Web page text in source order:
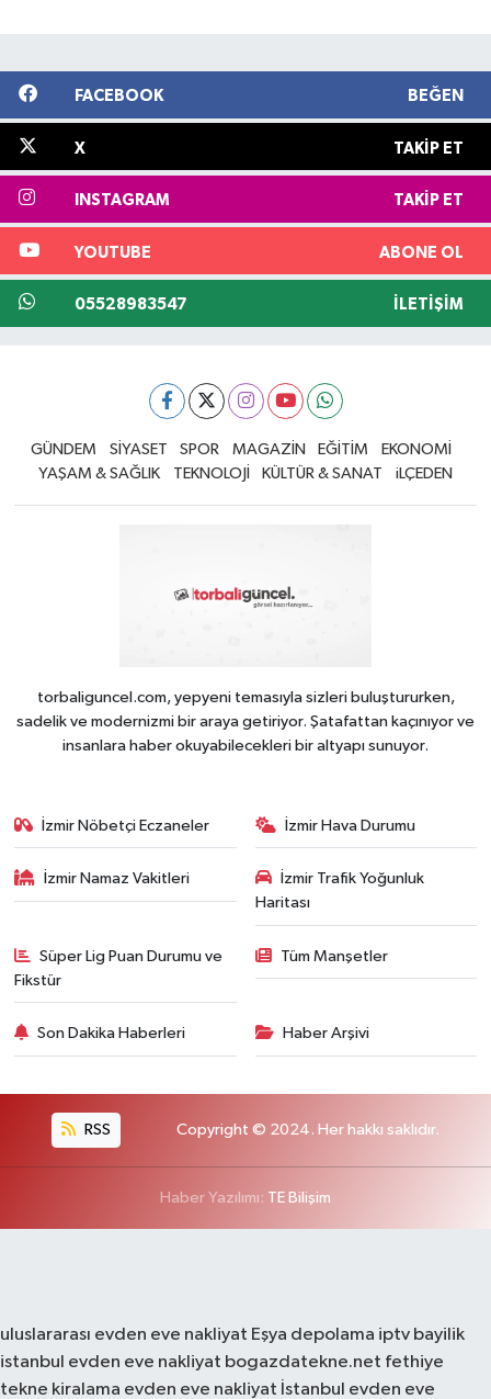
FACEBOOK BEĞEN
X TAKIP ET
INSTAGRAM TAKIP ET
YOUTUBE ABONE OL
05528983547 İLETIŞIM
GÜNDEM SİYASET SPOR MAGAZİN EĞİTİM
EKONOMİ
YAŞAM & SAĞLIK
TEKNOLOJİ KÜLTÜR & SANAT iLÇEDEN
torbaliguncel.com, yepyeni temasıyla sizleri buluştururken,
sadelik ve modernizmi bir araya getiriyor. Şatafattan kaçınıyor ve
insanlara haber okuyabilecekleri bir altyapı sunuyor.
İzmir Nöbetçi Eczaneler İzmir Hava Durumu
İzmir Namaz Vakitleri
İzmir Trafik Yoğunluk
Haritası
Süper Lig Puan Durumu ve
Fikstür
Tüm Manşetler
Son Dakika Haberleri Haber Arşivi
RSS Copyright © 2024. Her hakkı saklıdır.
Haber Yazılımı: TE Bilişim
uluslararası evden eve nakliyat Eşya depolama iptv bayilik
istanbul evden eve nakliyat bogazdatekne.net fethiye
tekne kiralama evden eve nakliyat İstanbul evden eve